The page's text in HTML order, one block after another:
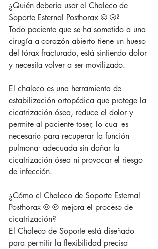
¿Quién debería usar el Chaleco de
Soporte Esternal Posthorax © ®?
Todo paciente que se ha sometido a una
cirugía a corazón abierto tiene un hueso
del tórax fracturado, está sintiendo dolor
y necesita volver a ser movilizado.
El chaleco es una herramienta de
estabilización ortopédica que protege la
cicatrización ósea, reduce el dolor y
permite al paciente toser, lo cual es
necesario para recuperar la función
pulmonar adecuada sin dañar la
cicatrización ósea ni provocar el riesgo
de infección.
¿Cómo el Chaleco de Soporte Esternal
Posthorax © ® mejora el proceso de
cicatrización?
El Chaleco de Soporte está diseñado
para permitir la flexibilidad precisa